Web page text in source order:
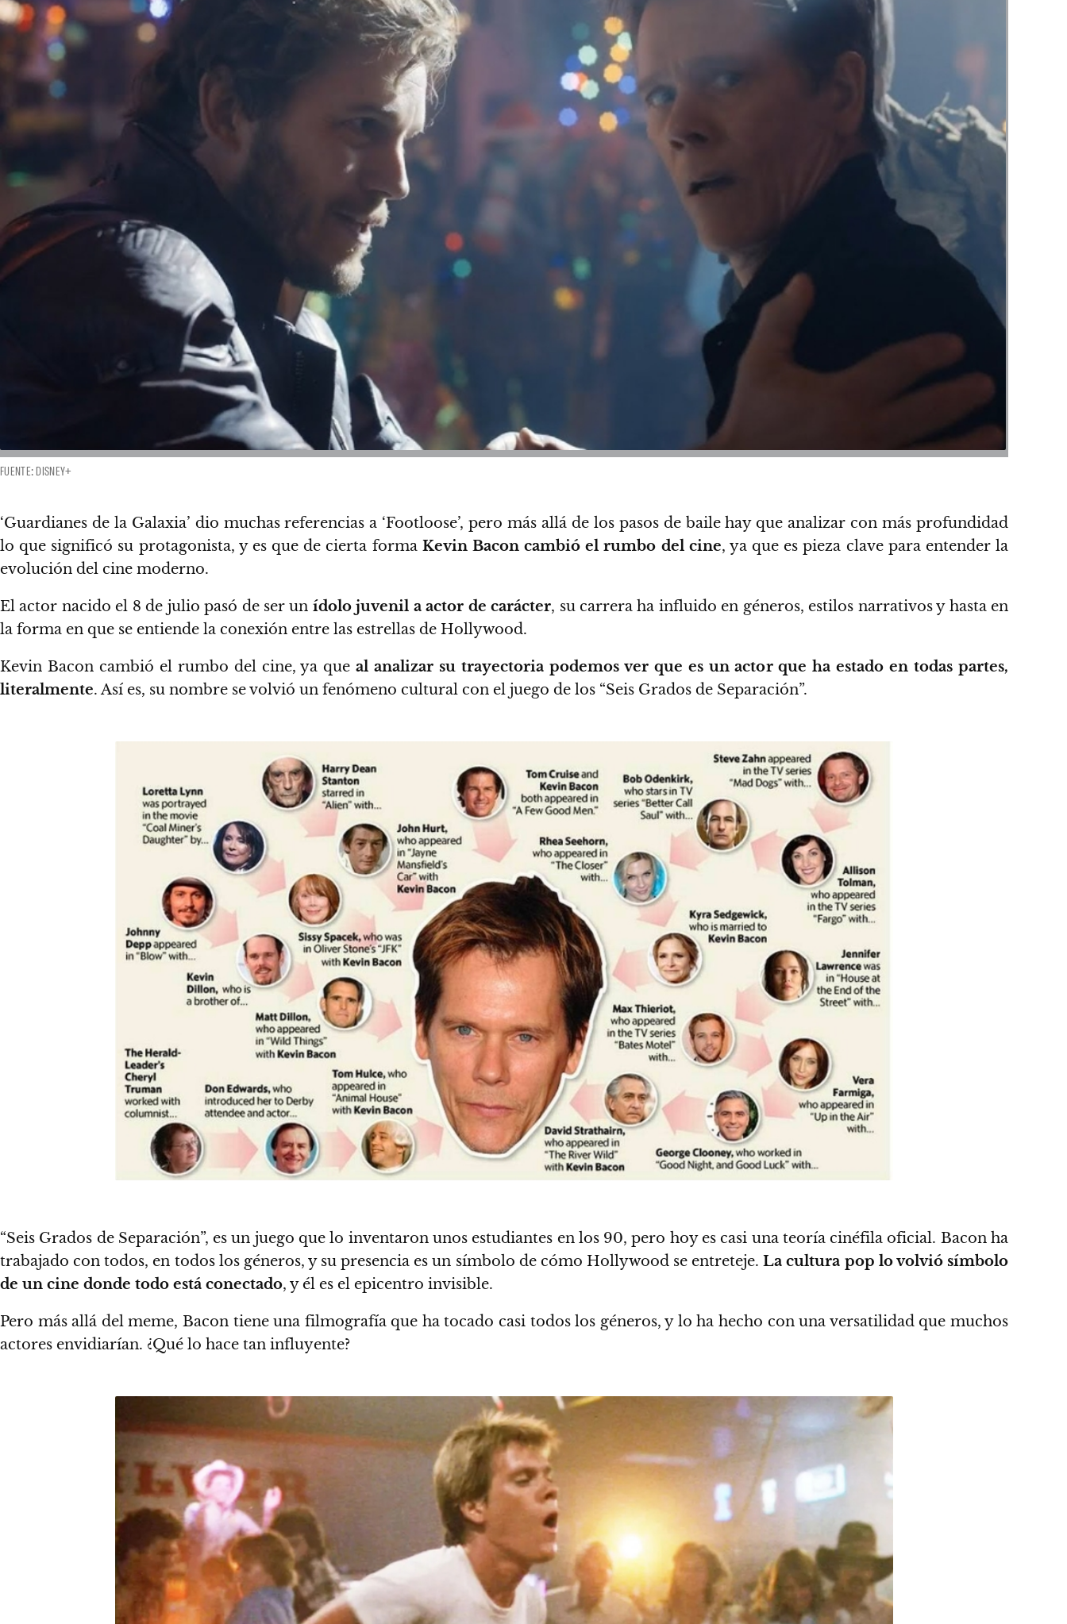
FUENTE: DISNEY+
‘Guardianes de la Galaxia’ dio muchas referencias a ‘Footloose’, pero más allá de los pasos de baile hay que analizar con más profundidad
lo que significó su protagonista, y es que de cierta forma Kevin Bacon cambió el rumbo del cine, ya que es pieza clave para entender la
evolución del cine moderno.
El actor nacido el 8 de julio pasó de ser un ídolo juvenil a actor de carácter, su carrera ha influido en géneros, estilos narrativos y hasta en
la forma en que se entiende la conexión entre las estrellas de Hollywood.
Kevin Bacon cambió el rumbo del cine, ya queal analizar su trayectoria podemos ver que es un actor que ha estado en todas partes,
literalmente. Así es, su nombre se volvió un fenómeno cultural con el juego de los “Seis Grados de Separación”.
“Seis Grados de Separación”, es un juego que lo inventaron unos estudiantes en los 90, pero hoy es casi una teoría cinéfila oficial. Bacon ha
trabajado con todos, en todos los géneros, y su presencia es un símbolo de cómo Hollywood se entreteje.La cultura pop lo volvió símbolo
de un cine donde todo está conectado, y él es el epicentro invisible.
Pero más allá del meme, Bacon tiene una filmografía que ha tocado casi todos los géneros, y lo ha hecho con una versatilidad que muchos
actores envidiarían. ¿Qué lo hace tan influyente?